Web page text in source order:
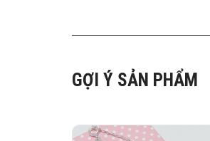
GỢI Ý SẢN PHẨM